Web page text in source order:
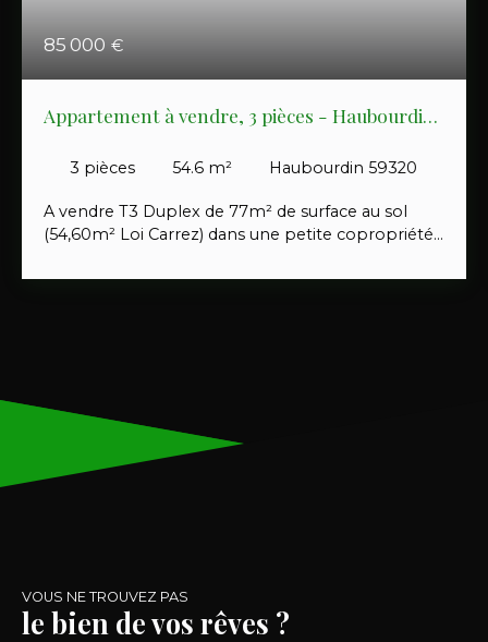
85 000 €
Appartement à vendre, 3 pièces - Haubourdin
3 pièces 54.6 m² Haubourdin 59320
A vendre T3 Duplex de 77m² de surface au sol
(54,60m² Loi Carrez) dans une petite copropriété
gare d' Haubourdin. Prévoir un budget travaux et
VOUS NE TROUVEZ PAS
le bien de vos rêves ?